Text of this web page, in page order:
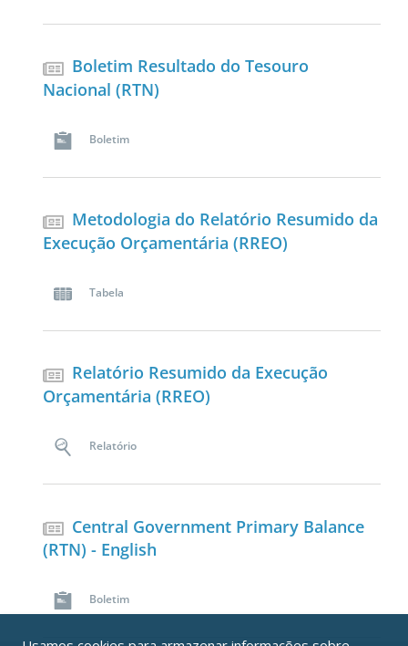
Boletim Resultado do Tesouro
Nacional (RTN)
Boletim
Metodologia do Relatório Resumido da
Execução Orçamentária (RREO)
Tabela
Relatório Resumido da Execução
Orçamentária (RREO)
Relatório
Central Government Primary Balance
(RTN) - English
Boletim